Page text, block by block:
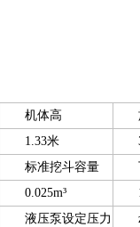
机体高
1.33米
标准挖斗容量
0.025m³
液压泵设定压力